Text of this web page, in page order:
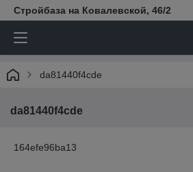
Стройбаза на Ковалевской, 46/2
da81440f4cde
da81440f4cde
164efe96ba13